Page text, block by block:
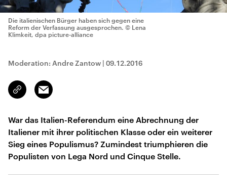
Die italienischen Bürger haben sich gegen eine
Reform der Verfassung ausgesprochen. © Lena
Klimkeit, dpa picture-alliance
Moderation: Andre Zantow | 09.12.2016
Link
kopieren/teilen
Email
War das Italien-Referendum eine Abrechnung der
Italiener mit ihrer politischen Klasse oder ein weiterer
Sieg eines Populismus? Zumindest triumphieren die
Populisten von Lega Nord und Cinque Stelle.